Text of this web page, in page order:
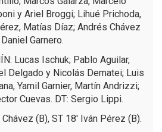
y Ariel Broggi; Lihué Prichoda,
Matías Díaz; Andrés Chávez
Garnero.
Lucas Ischuk; Pablo Aguilar,
Delgado y Nicolás Dematei; Luis
Yamil Garnier, Martín Andrizzi;
Cuevas. DT: Sergio Lippi.
(B), ST 18' Iván Pérez (B).